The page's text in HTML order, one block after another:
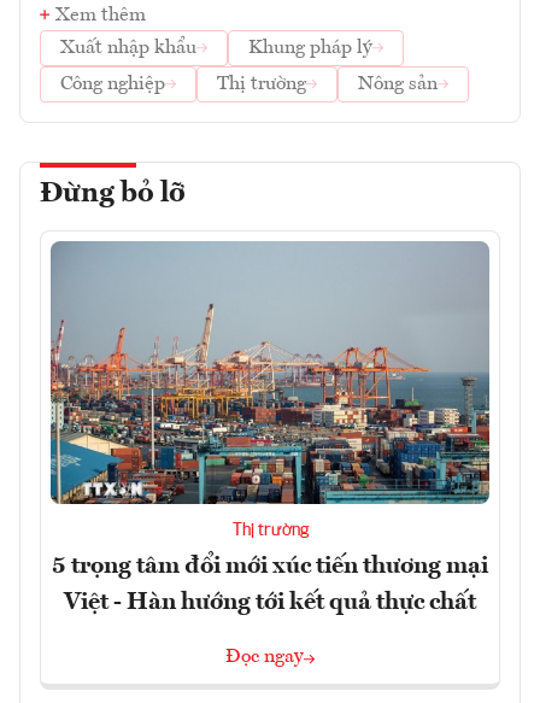
Xem thêm
Xuất nhập khẩu
Khung pháp lý
Công nghiệp
Thị trường Nông sản
Đừng bỏ lỡ
Thị trường
5 trọng tâm đổi mới xúc tiến thương mại
Việt - Hàn hướng tới kết quả thực chất
Đọc ngay